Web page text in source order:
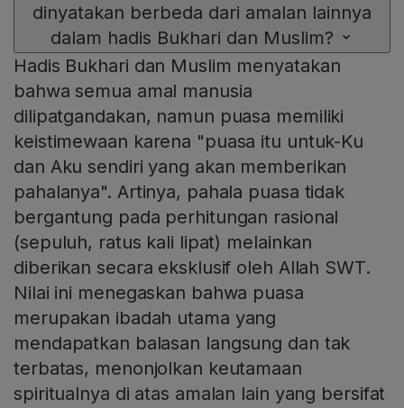
dinyatakan berbeda dari amalan lainnya
dalam hadis Bukhari dan Muslim?
Hadis Bukhari dan Muslim menyatakan
bahwa semua amal manusia
dilipatgandakan, namun puasa memiliki
keistimewaan karena "puasa itu untuk-Ku
dan Aku sendiri yang akan memberikan
pahalanya". Artinya, pahala puasa tidak
bergantung pada perhitungan rasional
(sepuluh, ratus kali lipat) melainkan
diberikan secara eksklusif oleh Allah SWT.
Nilai ini menegaskan bahwa puasa
merupakan ibadah utama yang
mendapatkan balasan langsung dan tak
terbatas, menonjolkan keutamaan
spiritualnya di atas amalan lain yang bersifat